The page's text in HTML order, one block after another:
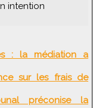
intention
: la médiation a
sur les frais de
préconise la